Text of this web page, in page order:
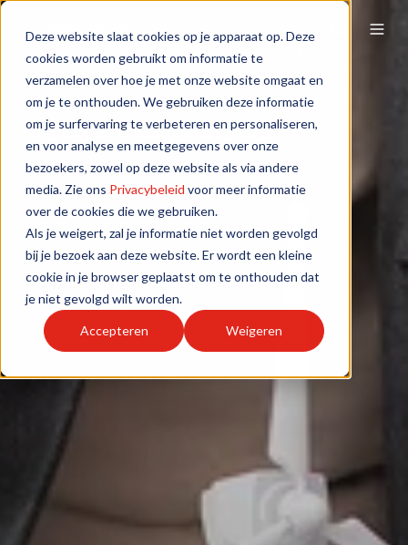
Deze website slaat cookies op je apparaat op. Deze
cookies worden gebruikt om informatie te
verzamelen over hoe je met onze website omgaat en
om je te onthouden. We gebruiken deze informatie
om je surfervaring te verbeteren en personaliseren,
en voor analyse en meetgegevens over onze
bezoekers, zowel op deze website als via andere
media. Zie ons Privacybeleid voor meer informatie
over de cookies die we gebruiken.
Als je weigert, zal je informatie niet worden gevolgd
bij je bezoek aan deze website. Er wordt een kleine
cookie in je browser geplaatst om te onthouden dat
je niet gevolgd wilt worden.
Accepteren Weigeren